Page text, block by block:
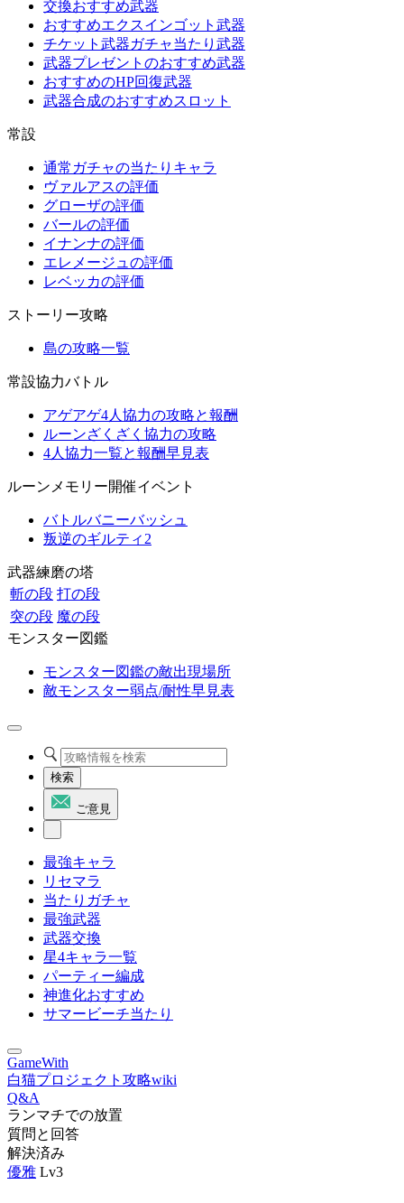
交換おすすめ武器
おすすめエクスインゴット武器
チケット武器ガチャ当たり武器
武器プレゼントのおすすめ武器
おすすめのHP回復武器
武器合成のおすすめスロット
常設
通常ガチャの当たりキャラ
ヴァルアスの評価
グローザの評価
バールの評価
イナンナの評価
エレメージュの評価
レベッカの評価
ストーリー攻略
島の攻略一覧
常設協力バトル
アゲアゲ4人協力の攻略と報酬
ルーンざくざく協力の攻略
4人協力一覧と報酬早見表
ルーンメモリー開催イベント
バトルバニーバッシュ
叛逆のギルティ2
武器練磨の塔
斬の段 打の段
突の段 魔の段
モンスター図鑑
モンスター図鑑の敵出現場所
敵モンスター弱点/耐性早見表
検索
ご意見
最強キャラ
リセマラ
当たりガチャ
最強武器
武器交換
星4キャラ一覧
パーティー編成
神進化おすすめ
サマービーチ当たり
GameWith
白猫プロジェクト攻略wiki
Q&A
ランマチでの放置
質問と回答
解決済み
優雅 Lv3